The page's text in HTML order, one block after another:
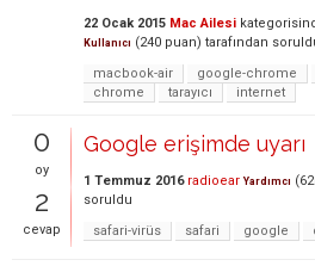
22 Ocak 2015 Mac Ailesi
Kullanıcı (240 puan) tarafından
macbook-air
google-chrome
chrome
tarayıcı internet
0
oy
2
cevap
Google erişimde uyarı
1 Temmuz 2016 radioear Yardımcı (
soruldu
safari-virüs
safari google